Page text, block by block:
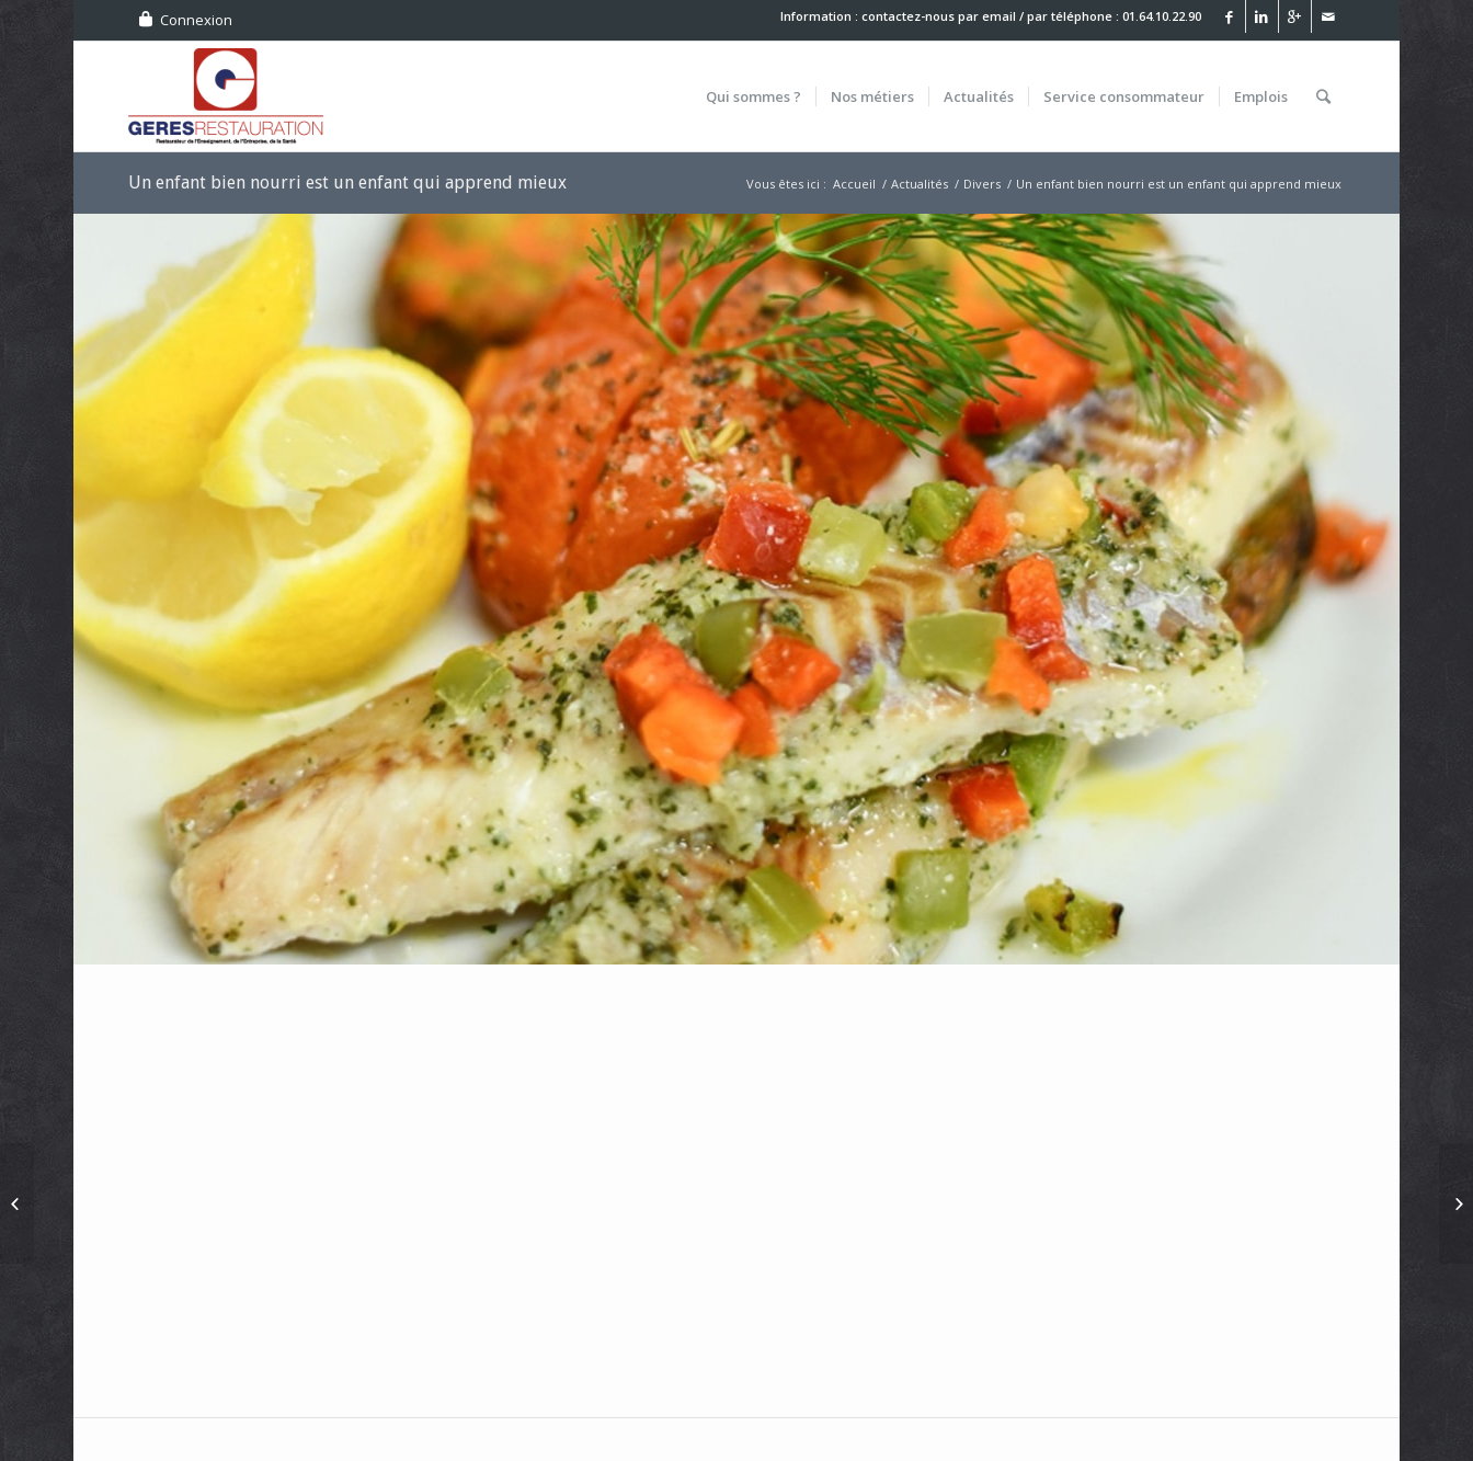
Connexion Information : contactez-nous par email / par téléphone : 01.64.10.22.90
Qui sommes ? Nos métiers Actualités Service consommateur Emplois
Un enfant bien nourri est un enfant qui apprend mieux Vous êtes ici : Accueil / Actualités / Divers / Un enfant bien nourri est un enfant qui apprend mieux